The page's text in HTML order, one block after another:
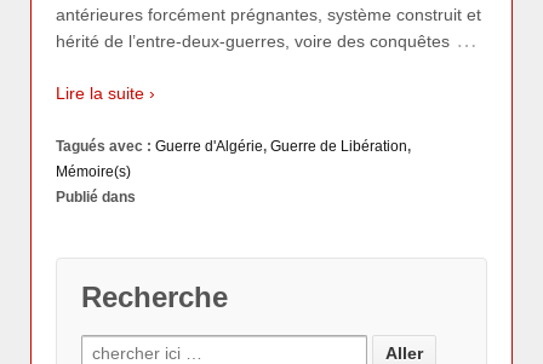
antérieures forcément prégnantes, système construit et
hérité de l’entre-deux-guerres, voire des conquêtes …
Lire la suite ›
Tagués avec : Guerre d'Algérie, Guerre de Libération,
Mémoire(s)
Publié dans
Recherche